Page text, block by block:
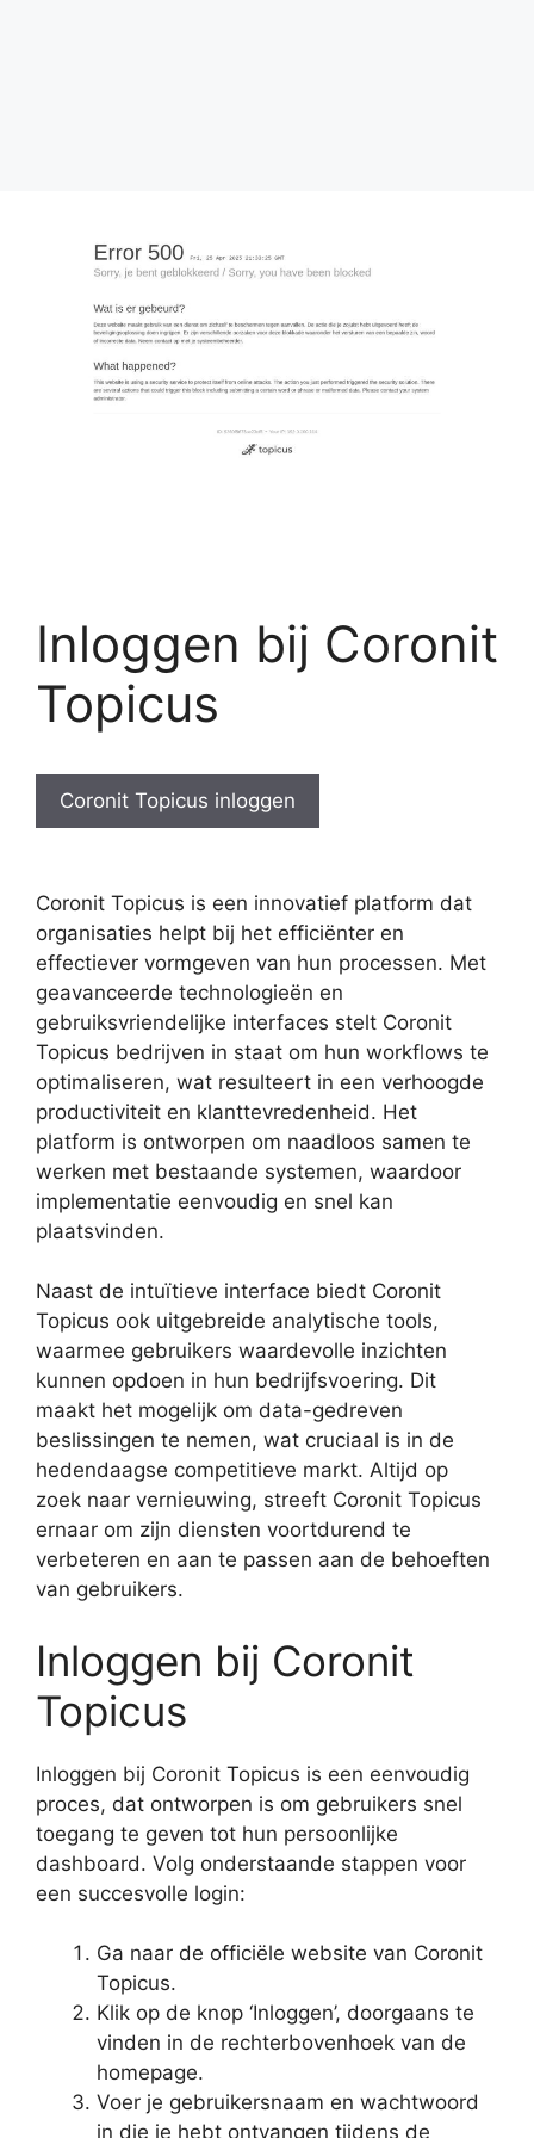
Inloggen bij Coronit
Topicus
Coronit Topicus inloggen
Coronit Topicus is een innovatief platform dat
organisaties helpt bij het efficiënter en
effectiever vormgeven van hun processen. Met
geavanceerde technologieën en
gebruiksvriendelijke interfaces stelt Coronit
Topicus bedrijven in staat om hun workflows te
optimaliseren, wat resulteert in een verhoogde
productiviteit en klanttevredenheid. Het
platform is ontworpen om naadloos samen te
werken met bestaande systemen, waardoor
implementatie eenvoudig en snel kan
plaatsvinden.
Naast de intuïtieve interface biedt Coronit
Topicus ook uitgebreide analytische tools,
waarmee gebruikers waardevolle inzichten
kunnen opdoen in hun bedrijfsvoering. Dit
maakt het mogelijk om data-gedreven
beslissingen te nemen, wat cruciaal is in de
hedendaagse competitieve markt. Altijd op
zoek naar vernieuwing, streeft Coronit Topicus
ernaar om zijn diensten voortdurend te
verbeteren en aan te passen aan de behoeften
van gebruikers.
Inloggen bij Coronit
Topicus
Inloggen bij Coronit Topicus is een eenvoudig
proces, dat ontworpen is om gebruikers snel
toegang te geven tot hun persoonlijke
dashboard. Volg onderstaande stappen voor
een succesvolle login:
Ga naar de officiële website van Coronit
Topicus.
Klik op de knop ‘Inloggen’, doorgaans te
vinden in de rechterbovenhoek van de
homepage.
Voer je gebruikersnaam en wachtwoord
in die je hebt ontvangen tijdens de